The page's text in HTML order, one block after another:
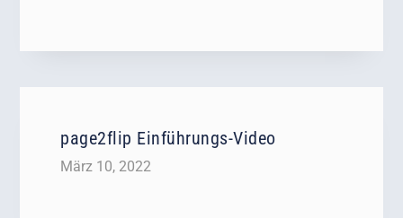
page2flip Einführungs-Video
März 10, 2022